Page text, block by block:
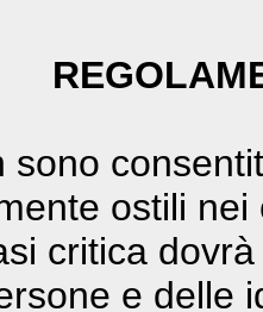
sono
ostili
critica
e delle